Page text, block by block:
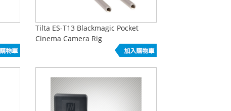
Tilta ES-T13 Blackmagic Pocket
Cinema Camera Rig